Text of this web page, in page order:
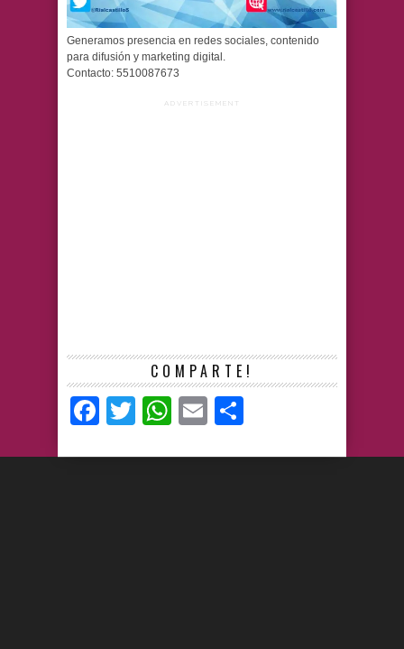
Generamos presencia en redes sociales, contenido
para difusión y marketing digital.
Contacto: 5510087673
ADVERTISEMENT
COMPARTE!
Facebook
TwitterWhatsApp
Email